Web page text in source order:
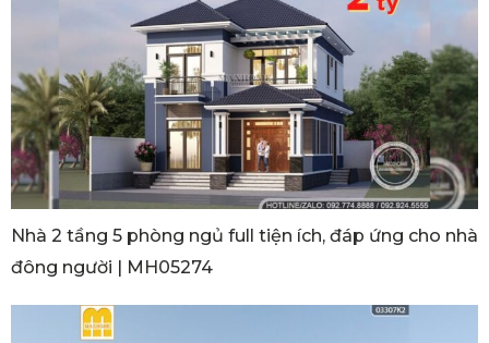
Nhà 2 tầng 5 phòng ngủ full tiện ích, đáp ứng cho nhà
đông người | MH05274